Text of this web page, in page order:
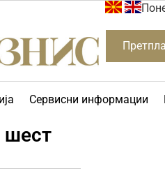
Сервисни информации
шест